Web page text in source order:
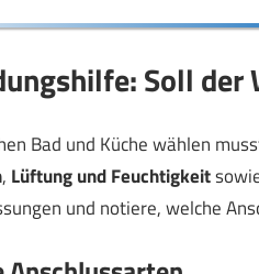
Soll der
Bad und Küche wählen
, Lüftung und Feuchtigkeit
und notiere, welche